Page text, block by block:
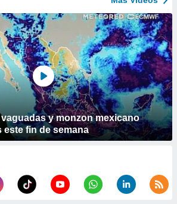
y monzon mexicano
este fin de semana